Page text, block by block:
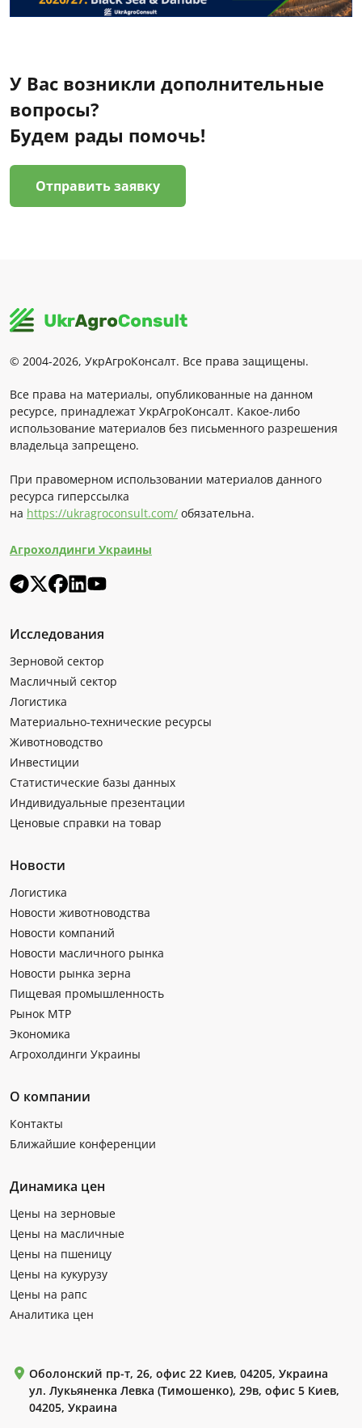
У Вас возникли дополнительные
вопросы?
Будем рады помочь!
Отправить заявку
© 2004-2026, УкрАгроКонсалт. Все права защищены.
Все права на материалы, опубликованные на данном
ресурсе, принадлежат УкрАгроКонсалт. Какое-либо
использование материалов без письменного разрешения
владельца запрещено.
При правомерном использовании материалов данного
ресурса гиперссылка
на https://ukragroconsult.com/ обязательна.
Агрохолдинги Украины
Исследования
Зерновой сектор
Масличный сектор
Логистика
Материально-технические ресурсы
Животноводство
Инвестиции
Статистические базы данных
Индивидуальные презентации
Ценовые справки на товар
Новости
Логистика
Новости животноводства
Новости компаний
Новости масличного рынка
Новости рынка зерна
Пищевая промышленность
Рынок МТР
Экономика
Агрохолдинги Украины
О компании
Контакты
Ближайшие конференции
Динамика цен
Цены на зерновые
Цены на масличные
Цены на пшеницу
Цены на кукурузу
Цены на рапс
Аналитика цен
Оболонский пр-т, 26, офис 22 Киев, 04205, Украина
ул. Лукьяненка Левка (Тимошенко), 29в, офис 5 Киев,
04205, Украина